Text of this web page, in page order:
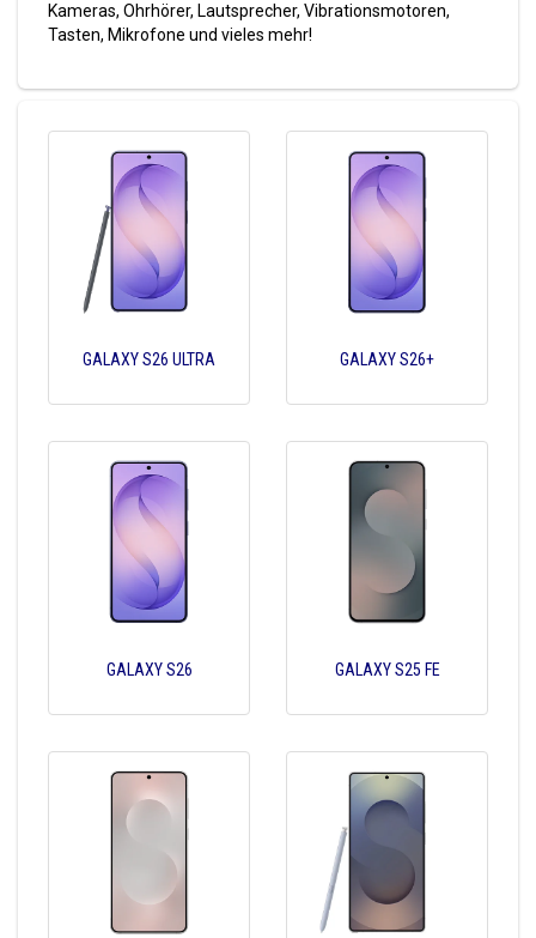
Kameras, Ohrhörer, Lautsprecher, Vibrationsmotoren,
Tasten, Mikrofone und vieles mehr!
GALAXY S26 ULTRA GALAXY S26+
GALAXY S26 GALAXY S25 FE